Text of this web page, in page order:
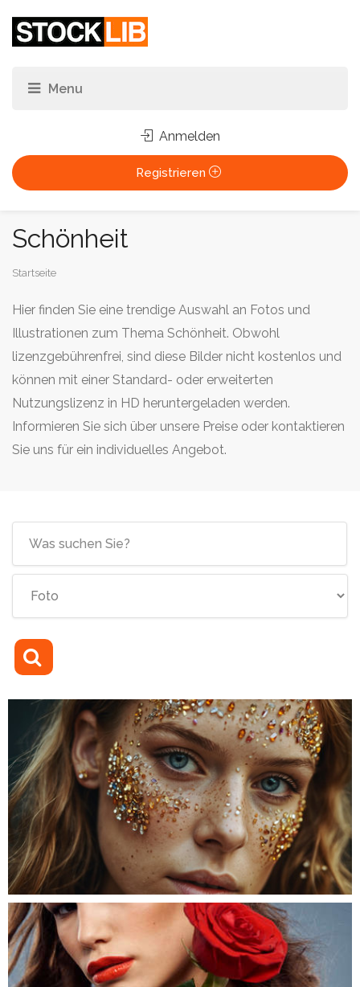
Anmelden
Registrieren
Schönheit
Sie
hier:
Startseite
Hier finden Sie eine trendige Auswahl an Fotos und
Illustrationen zum Thema Schönheit. Obwohl
lizenzgebührenfrei, sind diese Bilder nicht kostenlos und
können mit einer Standard- oder erweiterten
Nutzungslizenz in HD heruntergeladen werden.
Informieren Sie sich über unsere Preise oder kontaktieren
Sie uns für ein individuelles Angebot.